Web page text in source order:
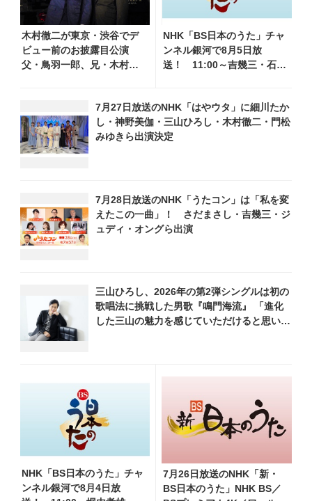
木村徹二が東京・渋谷でデ
ビュー前のお披露目公演
父・鳥羽一郎、兄・木村竜
NHK「BS日本のうた」チャ
ンネル銀河で8月5日放
送！ 11:00～吉幾三・石原
場！ 各放送回の出演者・曲
目情報
7月27日放送のNHK「はやウタ」に細川たか
し・神野美伽・三山ひろし・木村徹二・門松
みゆきら出演決定
7月28日放送のNHK「うたコン」は「私を変
えたこの一曲」！ さだまさし・吉幾三・ジ
ュディ・オングら出演
三山ひろし、2026年の第2弾シングルは初の
歌唱法に挑戦した男歌『鳴門海流』 「進化
した三山の魅力を感じていただけると思いま
NHK「BS日本のうた」チャ
ンネル銀河で8月4日放
7月26日放送のNHK「新・
BS日本のうた」NHK BS／